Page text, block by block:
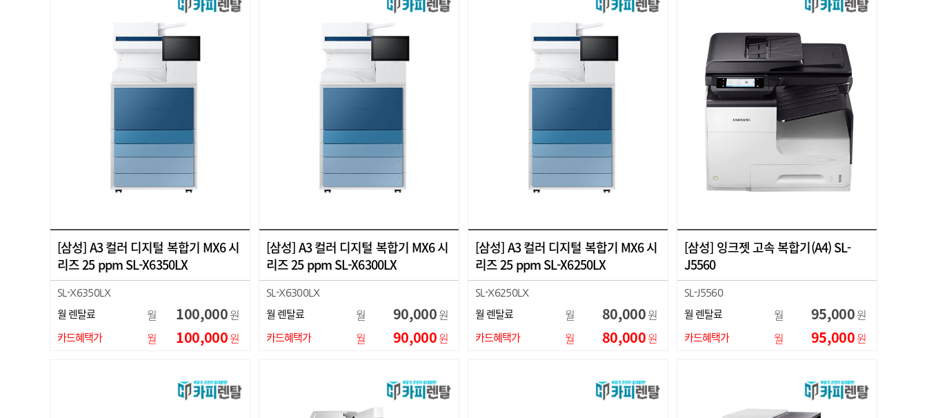
[삼성] A3 컬러 디지털 복합기 MX6 시
리즈 25 ppm SL-X6350LX
SL-X6350LX
월 렌탈료 월 100,000원
카드혜택가 월 100,000원
[삼성] A3 컬러 디지털 복합기 MX6 시
리즈 25 ppm SL-X6300LX
SL-X6300LX
월 렌탈료 월 90,000원
카드혜택가 월 90,000원
[삼성] A3 컬러 디지털 복합기 MX6 시
리즈 25 ppm SL-X6250LX
SL-X6250LX
월 렌탈료 월 80,000원
카드혜택가 월 80,000원
[삼성] 잉크젯 고속 복합기(A4) SL-
J5560
SL-J5560
월 렌탈료 월 95,000원
카드혜택가 월 95,000원